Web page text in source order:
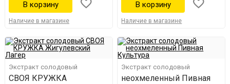
Наличие в магазине Наличие в магазине
Экстракт солодовый
СВОЯ КРУЖКА
Экстракт солодовый
неохмеленный Пивная